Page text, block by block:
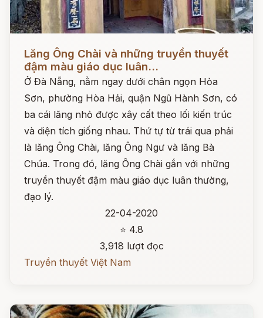
Lăng Ông Chài và những truyền thuyết
đậm màu giáo dục luân...
Ở Đà Nẵng, nằm ngay dưới chân ngọn Hỏa
Sơn, phường Hòa Hải, quận Ngũ Hành Sơn, có
ba cái lăng nhỏ được xây cất theo lối kiến trúc
và diện tích giống nhau. Thứ tự từ trái qua phải
là lăng Ông Chài, lăng Ông Ngư và lăng Bà
Chúa. Trong đó, lăng Ông Chài gắn với những
truyền thuyết đậm màu giáo dục luân thường,
đạo lý.
22-04-2020
⭐ 4.8
3,918 lượt đọc
Truyền thuyết Việt Nam